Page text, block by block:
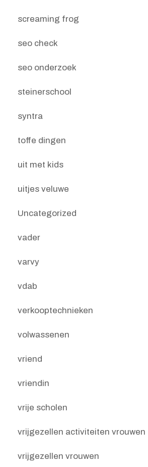
screaming frog
seo check
seo onderzoek
steinerschool
syntra
toffe dingen
uit met kids
uitjes veluwe
Uncategorized
vader
varvy
vdab
verkooptechnieken
volwassenen
vriend
vriendin
vrije scholen
vrijgezellen activiteiten vrouwen
vrijgezellen vrouwen